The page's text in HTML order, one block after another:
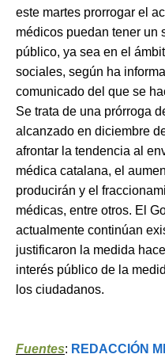
este martes prorrogar el
médicos puedan tener un
público, ya sea en el
sociales, según ha
comunicado del que se
Se trata de una prórroga
alcanzado en diciembre
afrontar la tendencia al
médica catalana, el
producirán y el
médicas, entre otros. El
actualmente continúan
justificaron la medida
interés público de la
los ciudadanos.
Fuentes: REDACCIÓN